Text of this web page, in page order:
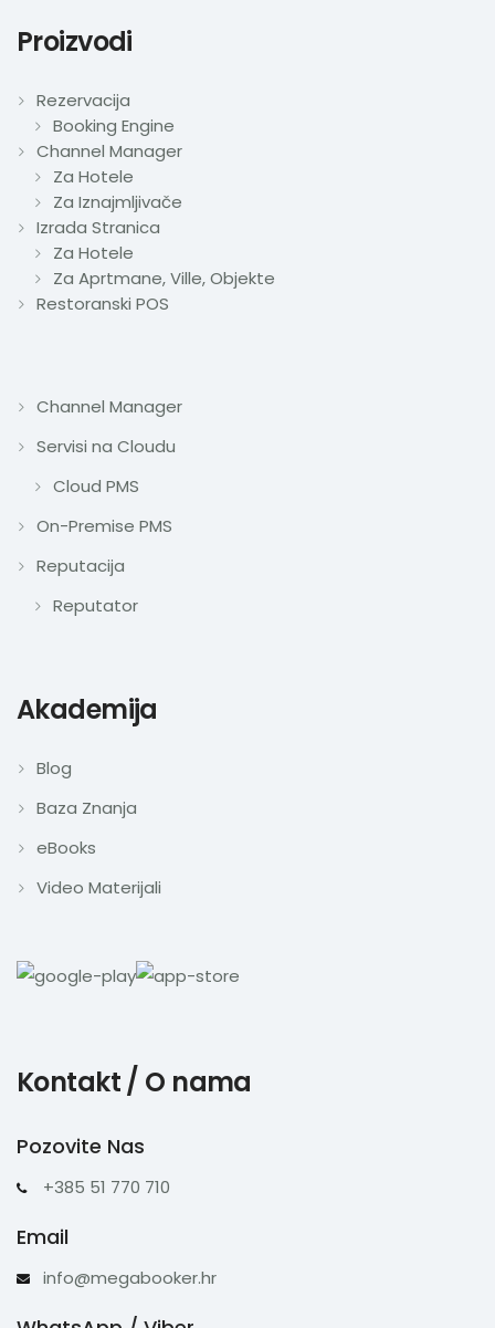
Proizvodi
Rezervacija
Booking Engine
Channel Manager
Za Hotele
Za Iznajmljivače
Izrada Stranica
Za Hotele
Za Aprtmane, Ville, Objekte
Restoranski POS
Channel Manager
Servisi na Cloudu
Cloud PMS
On-Premise PMS
Reputacija
Reputator
Akademija
Blog
Baza Znanja
eBooks
Video Materijali
Kontakt / O nama
Pozovite Nas
+385 51 770 710
Email
info@megabooker.hr